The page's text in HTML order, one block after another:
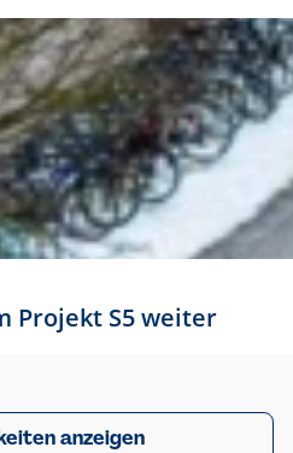
Projekt S5 weiter
anzeigen